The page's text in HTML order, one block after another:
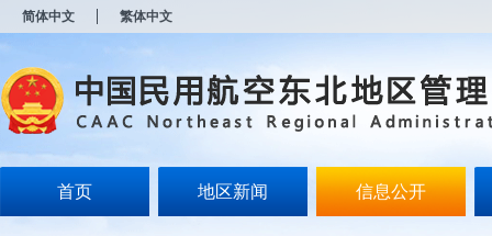
简体中文 繁体中文
首页 地区新闻 信息公开
开
无
障
说